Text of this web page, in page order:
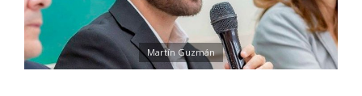
Martín Guzmán